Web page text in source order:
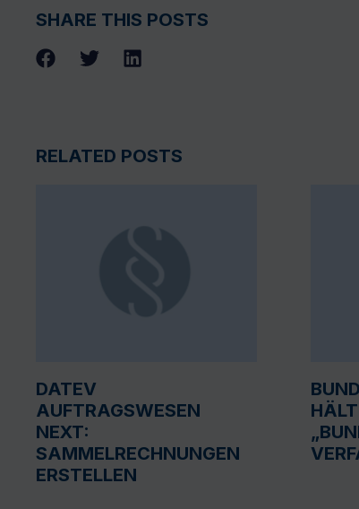
SHARE THIS POSTS
RELATED POSTS
DATEV
AUFTRAGSWESEN
NEXT:
SAMMELRECHNUNGEN
ERSTELLEN